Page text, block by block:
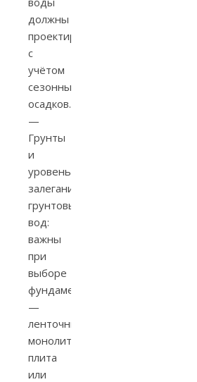
должны
проектироваться
с
учётом
сезонных
осадков.
—
Грунты
и
уровень
залегания
грунтовых
вод:
важны
при
выборе
фундамента
—
ленточный,
монолитная
плита
или